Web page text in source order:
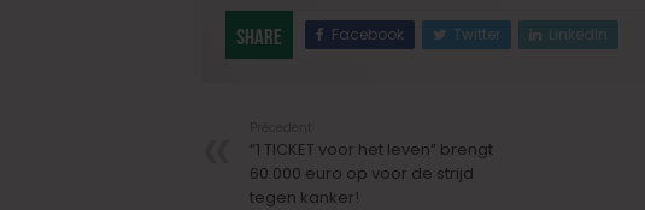
Share Facebook Twitter LinkedIn
“1 TICKET voor het leven” brengt
60.000 euro op voor de strijd
tegen kanker!